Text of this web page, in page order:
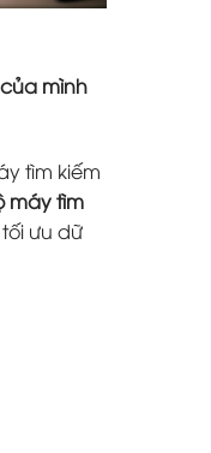
mình
tìm kiếm
máy tìm
ưu dữ